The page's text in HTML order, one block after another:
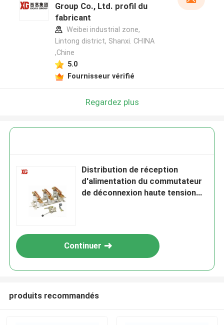
Group Co., Ltd. profil du
fabricant
Weibei industrial zone,
Lintong district, Shanxi. CHINA
,Chine
5.0
Fournisseur vérifié
Regardez plus
Distribution de réception
d'alimentation du commutateur
de déconnexion haute tension
Continuer
produits recommandés